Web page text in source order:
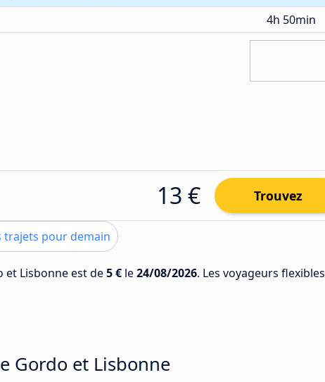
4h 50min
13 € Trouvez
trajets pour demain
et Lisbonne est de5 € le24/08/2026. Les voyageurs flexibles
Gordo et Lisbonne